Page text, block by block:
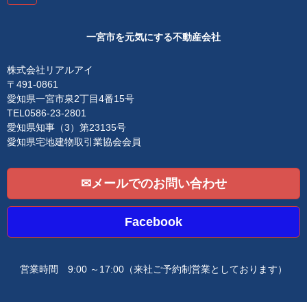
a
i
o
一宮市を元気にする不動産会社
株式会社リアルアイ
〒491-0861
愛知県一宮市泉2丁目4番15号
TEL0586-23-2801
愛知県知事（3）第23135号
愛知県宅地建物取引業協会会員
✉メールでのお問い合わせ
Facebook
営業時間 9:00 ～17:00 （来社ご予約制営業としております）